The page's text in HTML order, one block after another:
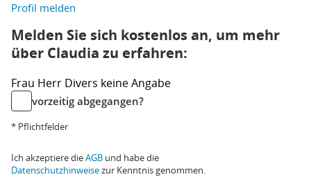
Profil melden
Melden Sie sich kostenlos an, um mehr
über Claudia zu erfahren:
Frau Herr Divers keine Angabe
vorzeitig abgegangen?
* Pflichtfelder
Ich akzeptiere dieAGB und habe die
Datenschutzhinweisezur Kenntnis genommen.